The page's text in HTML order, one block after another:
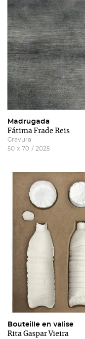
Madrugada
Fátima Frade Reis
Gravura
50 x 70 / 2025
Bouteille en valise
Rita Gaspar Vieira
Recuperar a
Autorizo o envio
e condições e